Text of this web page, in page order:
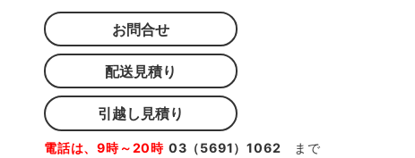
お問合せ
配送見積り
引越し見積り
電話は、9時～20時 03（5691）1062 まで